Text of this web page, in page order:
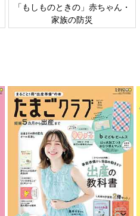
「もしものときの」赤ちゃん・
家族の防災